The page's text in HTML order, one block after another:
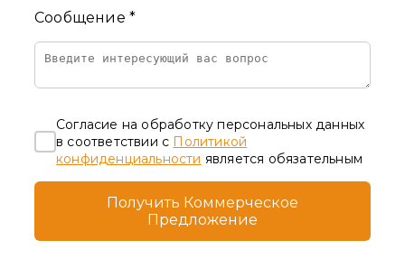
Сообщение *
Согласие на обработку персональных данных
в соответствии с Политикой
конфиденциальности является обязательным
Получить Коммерческое
Предложение